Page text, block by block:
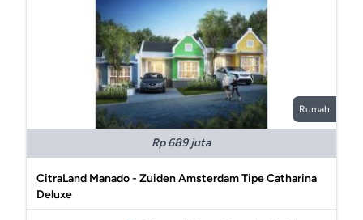
Rumah
Rp 689 juta
CitraLand Manado - Zuiden Amsterdam Tipe Catharina
Deluxe